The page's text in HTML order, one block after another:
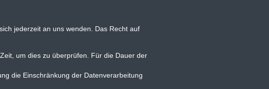
jederzeit an uns wenden. Das Recht auf
um dies zu überprüfen. Für die Dauer der
die Einschränkung der Datenverarbeitung